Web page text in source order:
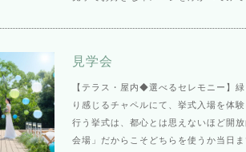
見学会
【テラス・屋内◆選べるセレモニー】緑
り感じるチャペルにて、挙式入場を体
行う挙式は、都心とは思えないほど開
会場」だからこそどちらを使うか当日